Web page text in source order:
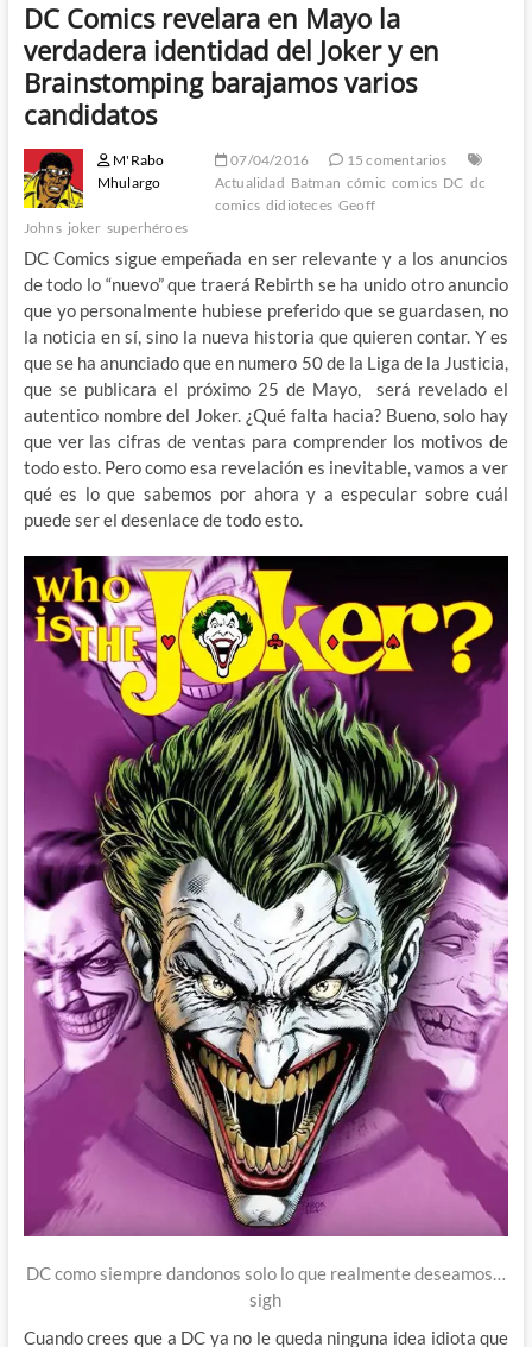
DC Comics revelara en Mayo la
verdadera identidad del Joker y en
Brainstomping barajamos varios
candidatos
M'Rabo
Mhulargo
07/04/2016
15 comentarios
Actualidad Batman cómic comics DC dc
comics didioteces Geoff
Johns joker superhéroes
DC Comics sigue empeñada en ser relevante y a los anuncios
de todo lo “nuevo” que traerá Rebirth se ha unido otro anuncio
que yo personalmente hubiese preferido que se guardasen, no
la noticia en sí, sino la nueva historia que quieren contar. Y es
que se ha anunciado que en numero 50 de la Liga de la Justicia,
que se publicara el próximo 25 de Mayo, será revelado el
autentico nombre del Joker. ¿Qué falta hacia? Bueno, solo hay
que ver las cifras de ventas para comprender los motivos de
todo esto. Pero como esa revelación es inevitable, vamos a ver
qué es lo que sabemos por ahora y a especular sobre cuál
puede ser el desenlace de todo esto.
DC como siempre dandonos solo lo que realmente deseamos…
sigh
Cuando crees que a DC ya no le queda ninguna idea idiota que